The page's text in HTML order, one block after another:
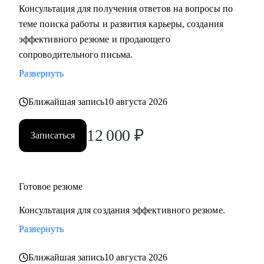
С чем помогу:
• Разработать карьерную стратегию и план перехода в IT из
других сфер.
• Определить, какие из имеющихся навыков можно
смены вектора.
• Правильно преподнести текущий опыт как в резюме, так
и в самопрезентации на интервью.
• Разобраться в рынке IT и его трендах.
Кому могу помочь:
в направлениях: Разработка, Тестирование, Техническая
поддержка, Прикладное и системное администрирование,
Системная аналитика
Консультация для получения ответов на вопросы по
теме поиска работы и развития карьеры, создания
эффективного резюме и продающего
сопроводительного письма.
Развернуть
Ближайшая запись10 августа 2026
Записаться 12 000 ₽
Готовое резюме
Консультация для создания эффективного резюме.
Развернуть
Ближайшая запись10 августа 2026